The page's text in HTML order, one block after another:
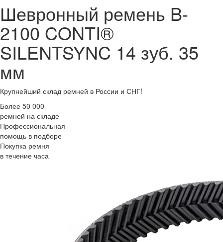
Шевронный ремень B-
2100 CONTI®
SILENTSYNC 14 зуб. 35
мм
Крупнейший склад ремней в России и СНГ!
Более 50 000
ремней на складе
Профессиональная
помощь в подборе
Покупка ремня
в течение часа